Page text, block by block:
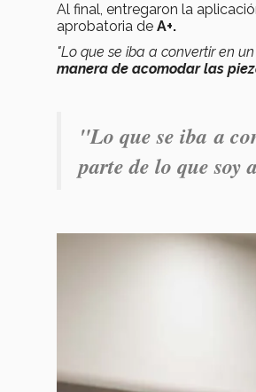
Al final, entregaron la
aprobatoria de A+.
"Lo que se iba a convertir en
manera de acomodar las
"Lo que se iba a
parte de lo que soy